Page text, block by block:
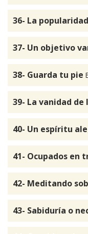
36- La popularidad
37- Un objetivo
38- Guarda tu pie
39- La vanidad de
40- Un espíritu
41- Ocupados en
42- Meditando
43- Sabiduría o